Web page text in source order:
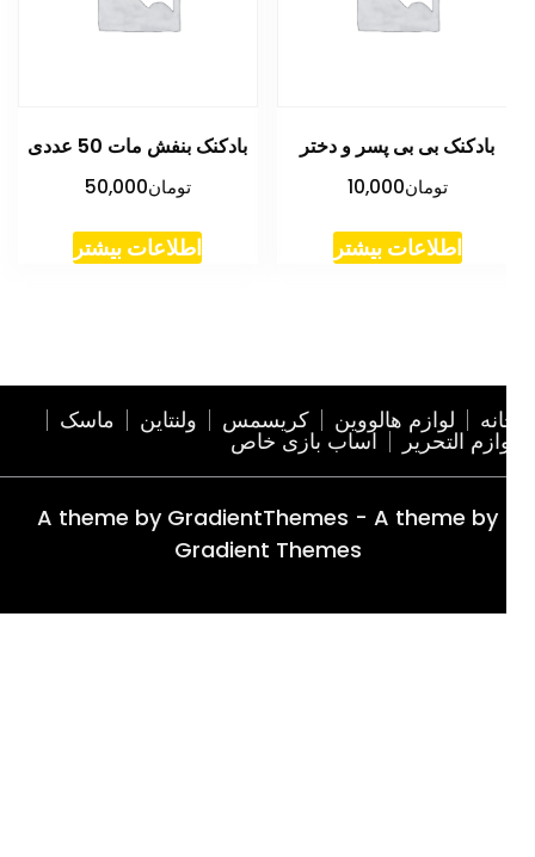
بادکنک بی بی پسر و دختر
تومان10,000
اطلاعات بیشتر
بادکنک بنفش مات 50 عددی
تومان50,000
اطلاعات بیشتر
لوازم هالووین کریسمس ولنتاین ماسک
التحریر اساب بازی خاص
A theme by GradientThemes - A theme by
Gradient Themes